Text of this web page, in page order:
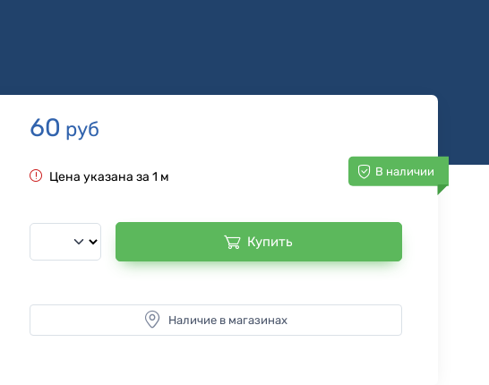
60 руб
В наличии
Цена указана за 1 м
Купить
Наличие в магазинах